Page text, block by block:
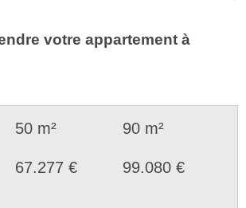
votre appartement à
50 m²
90 m²
67.277 € 99.080 €